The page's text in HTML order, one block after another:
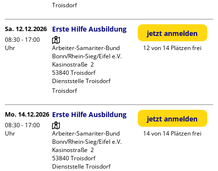
Troisdorf
Sa. 12.12.2026
08:30 - 17:00
Uhr
Erste Hilfe Ausbildung
Arbeiter-Samariter-Bund
Bonn/Rhein-Sieg/Eifel e.V.
Kasinostraße  2
53840 Troisdorf
Dienststelle Troisdorf
Troisdorf
jetzt anmelden
12 von 14 Plätzen frei
Mo. 14.12.2026
08:30 - 17:00
Uhr
Erste Hilfe Ausbildung
Arbeiter-Samariter-Bund
Bonn/Rhein-Sieg/Eifel e.V.
Kasinostraße  2
53840 Troisdorf
Dienststelle Troisdorf
jetzt anmelden
14 von 14 Plätzen frei